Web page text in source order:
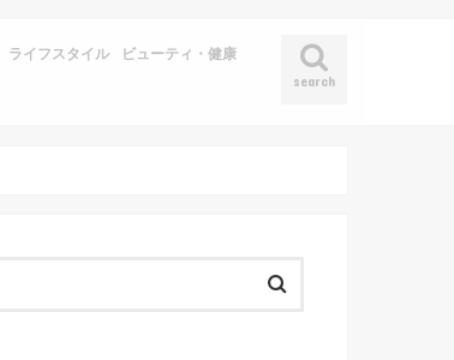
search
ライフスタイル ビューティ・健康